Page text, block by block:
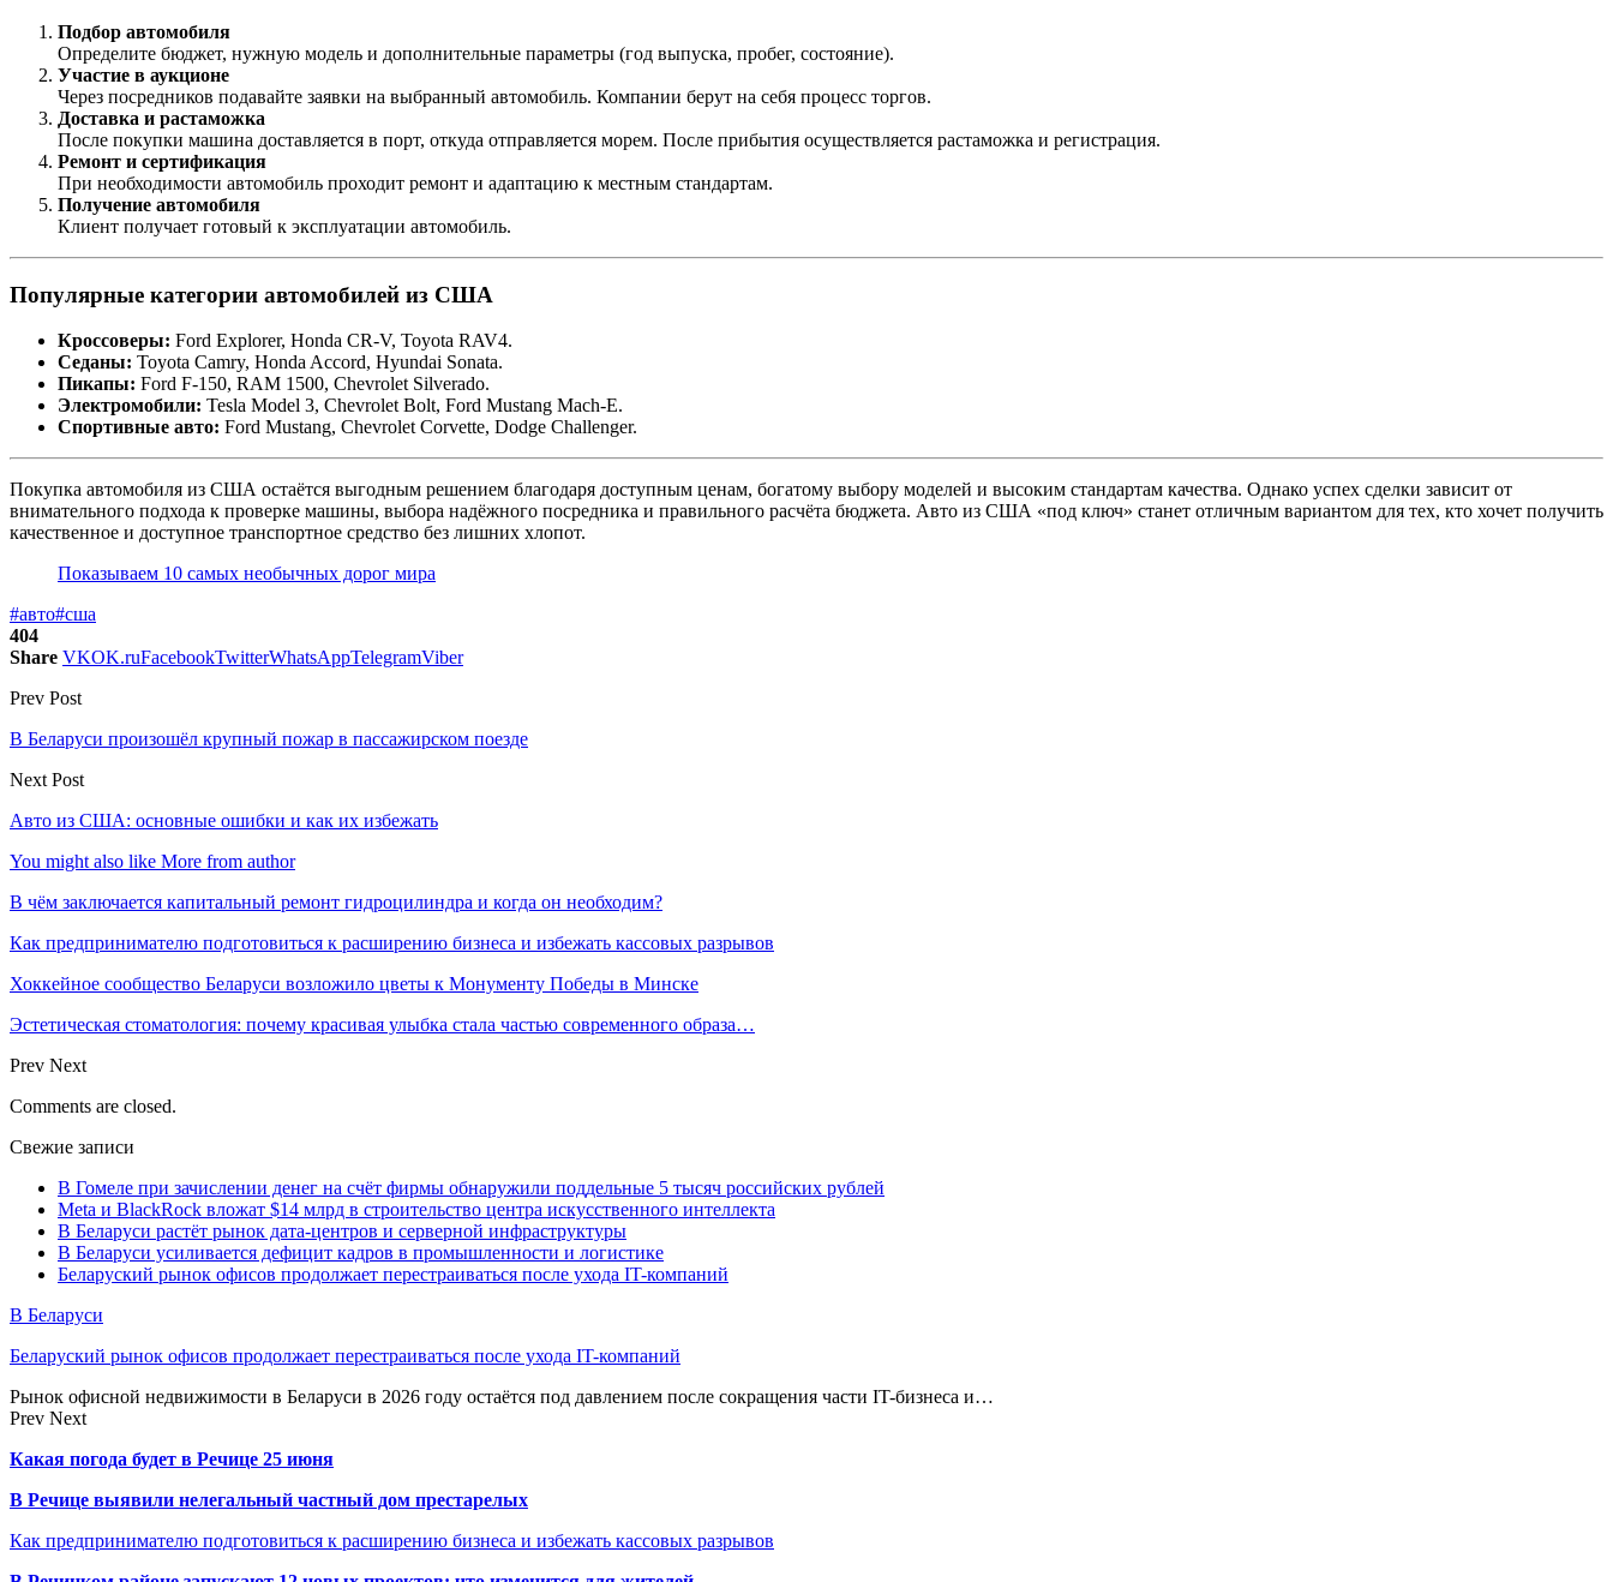
Подбор автомобиля
Определите бюджет, нужную модель и дополнительные параметры (год выпуска, пробег, состояние).
Участие в аукционе
Через посредников подавайте заявки на выбранный автомобиль. Компании берут на себя процесс торгов.
Доставка и растаможка
После покупки машина доставляется в порт, откуда отправляется морем. После прибытия осуществляется растаможка и регистрация.
Ремонт и сертификация
При необходимости автомобиль проходит ремонт и адаптацию к местным стандартам.
Получение автомобиля
Клиент получает готовый к эксплуатации автомобиль.
Популярные категории автомобилей из США
Кроссоверы: Ford Explorer, Honda CR-V, Toyota RAV4.
Седаны: Toyota Camry, Honda Accord, Hyundai Sonata.
Пикапы: Ford F-150, RAM 1500, Chevrolet Silverado.
Электромобили: Tesla Model 3, Chevrolet Bolt, Ford Mustang Mach-E.
Спортивные авто: Ford Mustang, Chevrolet Corvette, Dodge Challenger.
Покупка автомобиля из США остаётся выгодным решением благодаря доступным ценам, богатому выбору моделей и высоким стандартам качества. Однако успех сделки зависит от
внимательного подхода к проверке машины, выбора надёжного посредника и правильного расчёта бюджета. Авто из США «под ключ» станет отличным вариантом для тех, кто хочет получить
качественное и доступное транспортное средство без лишних хлопот.
Показываем 10 самых необычных дорог мира
#авто#сша
404
Share VKOK.ruFacebookTwitterWhatsAppTelegramViber
Prev Post
В Беларуси произошёл крупный пожар в пассажирском поезде
Next Post
Авто из США: основные ошибки и как их избежать
You might also like More from author
В чём заключается капитальный ремонт гидроцилиндра и когда он необходим?
Как предпринимателю подготовиться к расширению бизнеса и избежать кассовых разрывов
Хоккейное сообщество Беларуси возложило цветы к Монументу Победы в Минске
Эстетическая стоматология: почему красивая улыбка стала частью современного образа…
Prev Next
Comments are closed.
Свежие записи
В Гомеле при зачислении денег на счёт фирмы обнаружили поддельные 5 тысяч российских рублей
Meta и BlackRock вложат $14 млрд в строительство центра искусственного интеллекта
В Беларуси растёт рынок дата-центров и серверной инфраструктуры
В Беларуси усиливается дефицит кадров в промышленности и логистике
Беларуский рынок офисов продолжает перестраиваться после ухода IT-компаний
В Беларуси
Беларуский рынок офисов продолжает перестраиваться после ухода IT-компаний
Рынок офисной недвижимости в Беларуси в 2026 году остаётся под давлением после сокращения части IT-бизнеса и…
Prev Next
Какая погода будет в Речице 25 июня
В Речице выявили нелегальный частный дом престарелых
Как предпринимателю подготовиться к расширению бизнеса и избежать кассовых разрывов